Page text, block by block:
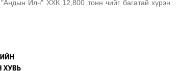
Илч" ХХК 12,800 тонн чийг багатай хүрэн